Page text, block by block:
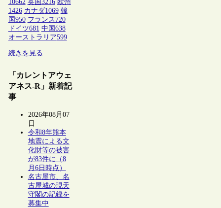
10662 英国 3216 欧州
1426 カナダ1069 韓
国 950 フランス 720
ドイツ681 中国 638
オーストラリア599
続きを見る
「カレントアウェ
アネス-R」新着記
事
2026年08月07
日
令和8年熊本
地震による文
化財等の被害
が83件に（8
月6日時点）
名古屋市、名
古屋城の現天
守閣の記録を
募集中